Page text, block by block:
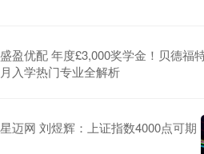
盛盈优配 年度£3,000奖学金！贝德福
月入学热门专业全解析
星迈网 刘煜辉：上证指数4000点可期